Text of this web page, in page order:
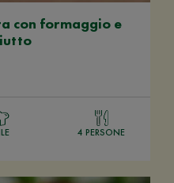
con formaggio e
4 PERSONE